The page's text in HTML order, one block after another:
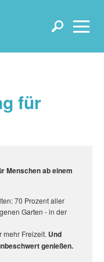
für
Menschen ab einem
70 Prozent aller
Garten - in der
mehr Freizeit. Und
genießen.